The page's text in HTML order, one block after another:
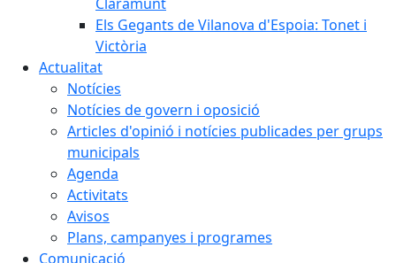
Els Gegants de Vilanova d'Espoia: Tonet i
Victòria
Actualitat
Notícies
Notícies de govern i oposició
Articles d'opinió i notícies publicades per grups
municipals
Agenda
Activitats
Avisos
Plans, campanyes i programes
Comunicació